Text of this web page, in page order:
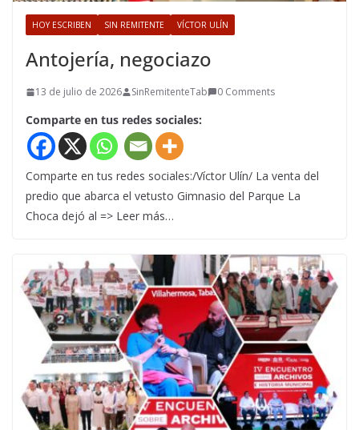
HOY ESCRIBEN SIN REMITENTE VÍCTOR ULÍN
Antojería, negociazo
13 de julio de 2026 SinRemitenteTab 0 Comments
Comparte en tus redes sociales:
Comparte en tus redes sociales:/Víctor Ulín/ La venta del
predio que abarca el vetusto Gimnasio del Parque La
Choca dejó al => Leer más…